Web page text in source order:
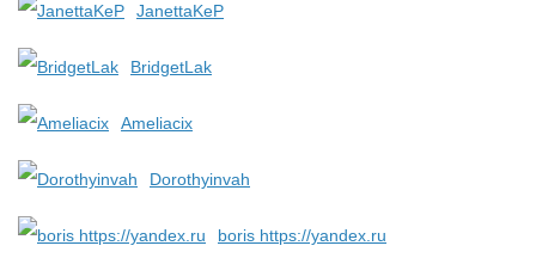
JanettaKeP
BridgetLak
Ameliacix
Dorothyinvah
boris https://yandex.ru